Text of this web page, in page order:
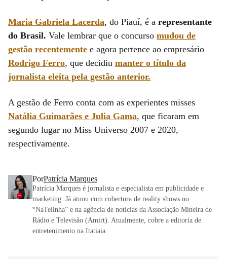
Maria Gabriela Lacerda, do Piauí, é a representante
do Brasil. Vale lembrar que o concurso mudou de
gestão recentemente e agora pertence ao empresário
Rodrigo Ferro, que decidiu manter o título da
jornalista eleita pela gestão anterior.
A gestão de Ferro conta com as experientes misses
Natália Guimarães e Julia Gama, que ficaram em
segundo lugar no Miss Universo 2007 e 2020,
respectivamente.
PorPatrícia Marques
Patrícia Marques é jornalista e especialista em publicidade e
marketing. Já atuou com cobertura de reality shows no
‶NaTelinha” e na agência de notícias da Associação Mineira de
Rádio e Televisão (Amirt). Atualmente, cobre a editoria de
entretenimento na Itatiaia.